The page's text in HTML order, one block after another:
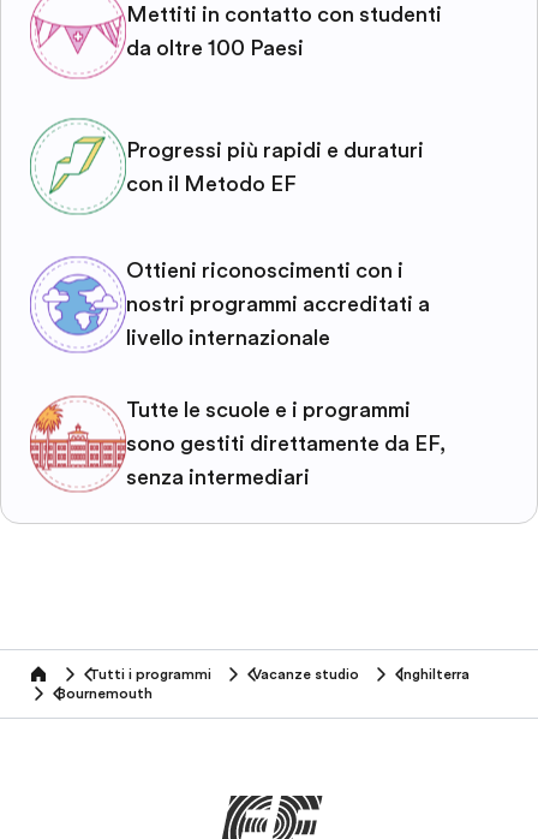
Mettiti in contatto con studenti
da oltre 100 Paesi
Progressi più rapidi e duraturi
con il Metodo EF
Ottieni riconoscimenti con i
nostri programmi accreditati a
livello internazionale
Tutte le scuole e i programmi
sono gestiti direttamente da EF,
senza intermediari
home Tutti i programmi Vacanze studio
Inghilterra
Bournemouth